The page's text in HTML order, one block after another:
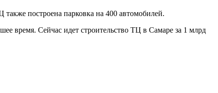
построена парковка на 400 автомобилей.
время. Сейчас идет строительство ТЦ в Самаре за 1 млрд